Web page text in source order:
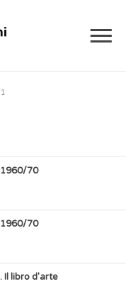
70
70
Il libro d'arte